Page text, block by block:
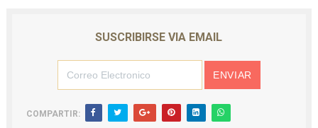
SUSCRIBIRSE VIA EMAIL
COMPARTIR: